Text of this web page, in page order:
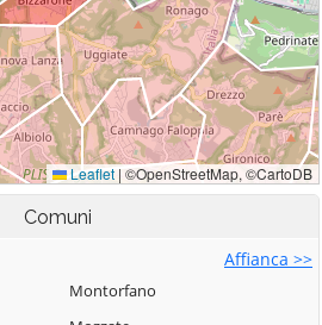
Comuni
Affianca >>
Montorfano